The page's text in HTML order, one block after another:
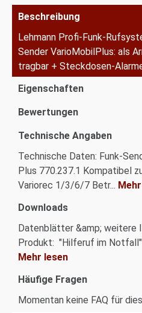
Beschreibung
Lehmann Profi-Funk-
Sender VarioMobilPlus: als
tragbar + Steckdosen-
Eigenschaften
Bewertungen
Technische Angaben
Technische Daten: Funk-
Plus 770.237.1 Kompatibel
Variorec 1/3/6/7 Betr...
Downloads
Datenblätter &amp; weitere
Produkt: "Hilferuf im Notfall"
Mehr lesen
Häufige Fragen
Momentan keine FAQ für